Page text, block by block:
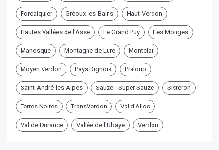
Forcalquier Gréoux-les-Bains Haut-Verdon
Hautes Vallées de l'Asse Le Grand Puy Les Monges
Manosque Montagne de Lure Montclar
Moyen Verdon Pays Dignois Praloup
Saint-André-les-Alpes Sauze - Super Sauze Sisteron
Terres Noires TransVerdon Val d'Allos
Val de Durance Vallée de l'Ubaye Verdon